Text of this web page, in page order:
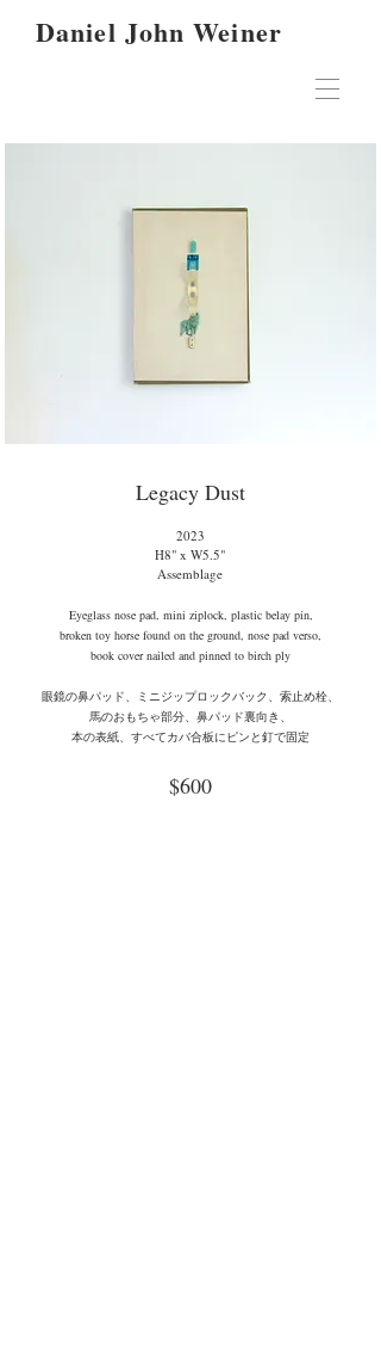
Daniel John Weiner
Legacy Dust
2023
H8" x W5.5"
Assemblage
Eyeglass nose pad, mini ziplock, plastic belay pin,
broken toy horse found on the ground, nose pad verso,
book cover nailed and pinned to birch ply
眼鏡の鼻パッド、ミニジップロックバック、索止め栓、
馬のおもちゃ部分、鼻パッド裏向き、
本の表紙、すべてカバ合板にピンと釘で固定
$600